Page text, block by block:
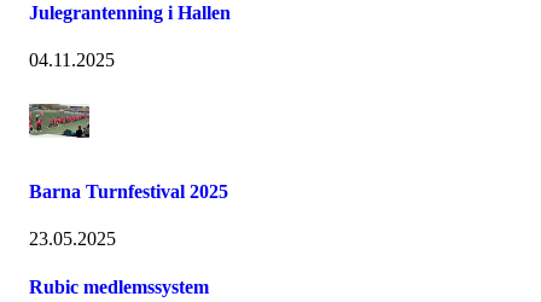
Julegrantenning i Hallen
04.11.2025
Barna Turnfestival 2025
23.05.2025
Rubic medlemssystem